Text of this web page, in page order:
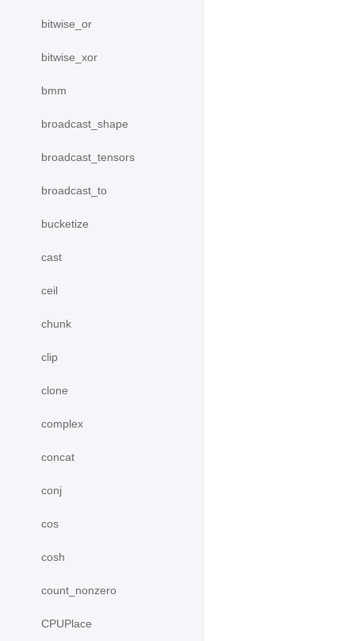
bitwise_or
bitwise_xor
bmm
broadcast_shape
broadcast_tensors
broadcast_to
bucketize
cast
ceil
chunk
clip
clone
complex
concat
conj
cos
cosh
count_nonzero
CPUPlace